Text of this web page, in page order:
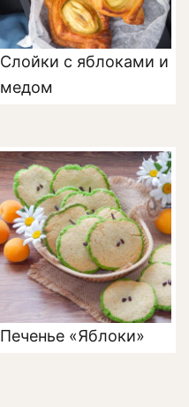
Слойки с яблоками и
медом
Печенье «Яблоки»